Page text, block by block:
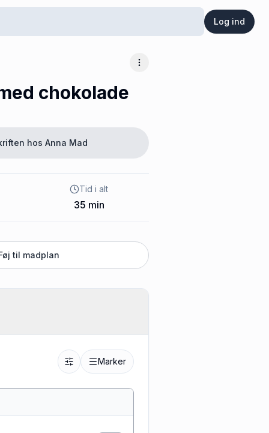
Log ind
Flere muligheder
chokolade
hos Anna Mad
Tid i alt
35 min
til madplan
Marker